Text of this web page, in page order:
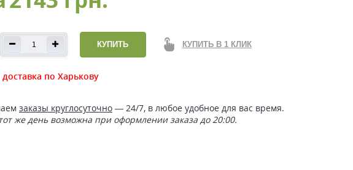
КУПИТЬ КУПИТЬ В 1 КЛИК
доставка по Харькову
заказы круглосуточно — 24/7, в любое удобное для вас время.
же день возможна при оформлении заказа до 20:00.